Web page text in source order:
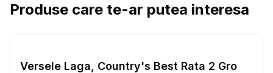
Produse care te-ar putea interesa
Hrana Pasari Ferma
Versele Laga, Country's Best Rata 2 Gro